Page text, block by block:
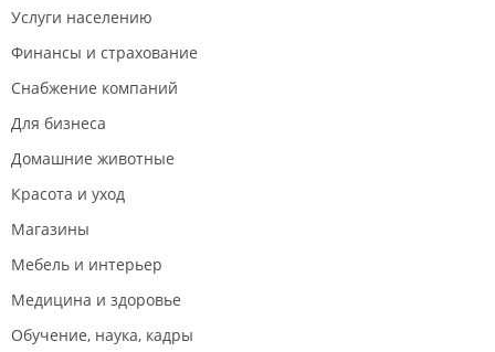
Услуги населению
Финансы и страхование
Снабжение компаний
Для бизнеса
Домашние животные
Красота и уход
Магазины
Мебель и интерьер
Медицина и здоровье
Обучение, наука, кадры